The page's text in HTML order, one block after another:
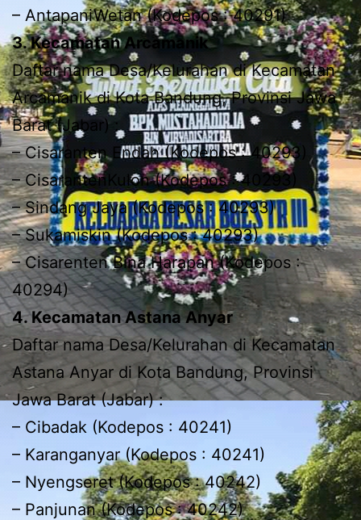
– AntapaniWetan (Kodepos : 40291)
3. Kecamatan Arcamanik
Daftar nama Desa/Kelurahan di Kecamatan
Arcamanik di Kota Bandung, Provinsi Jawa
Barat (Jabar) :
– Cisaranten Endah (Kodepos : 40293)
– CisarantenKulon (Kodepos : 40293)
– Sindang Jaya (Kodepos : 40293)
– Sukamiskin (Kodepos : 40293)
– Cisarenten Bina Harapan (Kodepos :
40294)
4. Kecamatan Astana Anyar
Daftar nama Desa/Kelurahan di Kecamatan
Astana Anyar di Kota Bandung, Provinsi
Jawa Barat (Jabar) :
– Cibadak (Kodepos : 40241)
– Karanganyar (Kodepos : 40241)
– Nyengseret (Kodepos : 40242)
– Panjunan (Kodepos : 40242)